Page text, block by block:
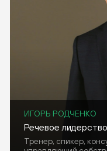
ИГОРЬ РОДЧЕНКО
Речевое
Тренер, спикер,